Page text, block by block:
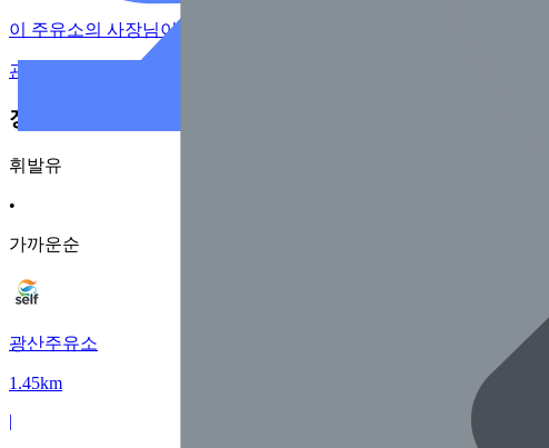
이 주유소의 사장님이신가요?
관리하기
장소 근처 주유소
휘발유
•
가까운순
광산주유소
1.45km
|